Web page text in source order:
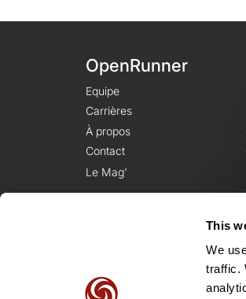
This
We
traffic.
OpenRunner
Equipe
Carrières
À propos
Contact
Le Mag'